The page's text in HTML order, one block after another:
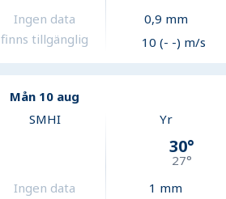
Ingen data
finns tillgänglig
0,9 mm
10 (- -) m/s
Mån 10 aug
SMHI
Ingen data
Yr
30°
27°
1 mm